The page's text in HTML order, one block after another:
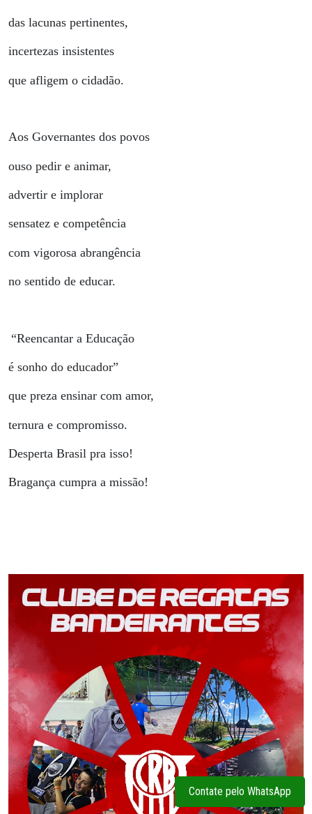
das lacunas pertinentes,
incertezas insistentes
que afligem o cidadão.
Aos Governantes dos povos
ouso pedir e animar,
advertir e implorar
sensatez e competência
com vigorosa abrangência
no sentido de educar.
“Reencantar a Educação
é sonho do educador”
que preza ensinar com amor,
ternura e compromisso.
Desperta Brasil pra isso!
Bragança cumpra a missão!
Contate pelo WhatsApp